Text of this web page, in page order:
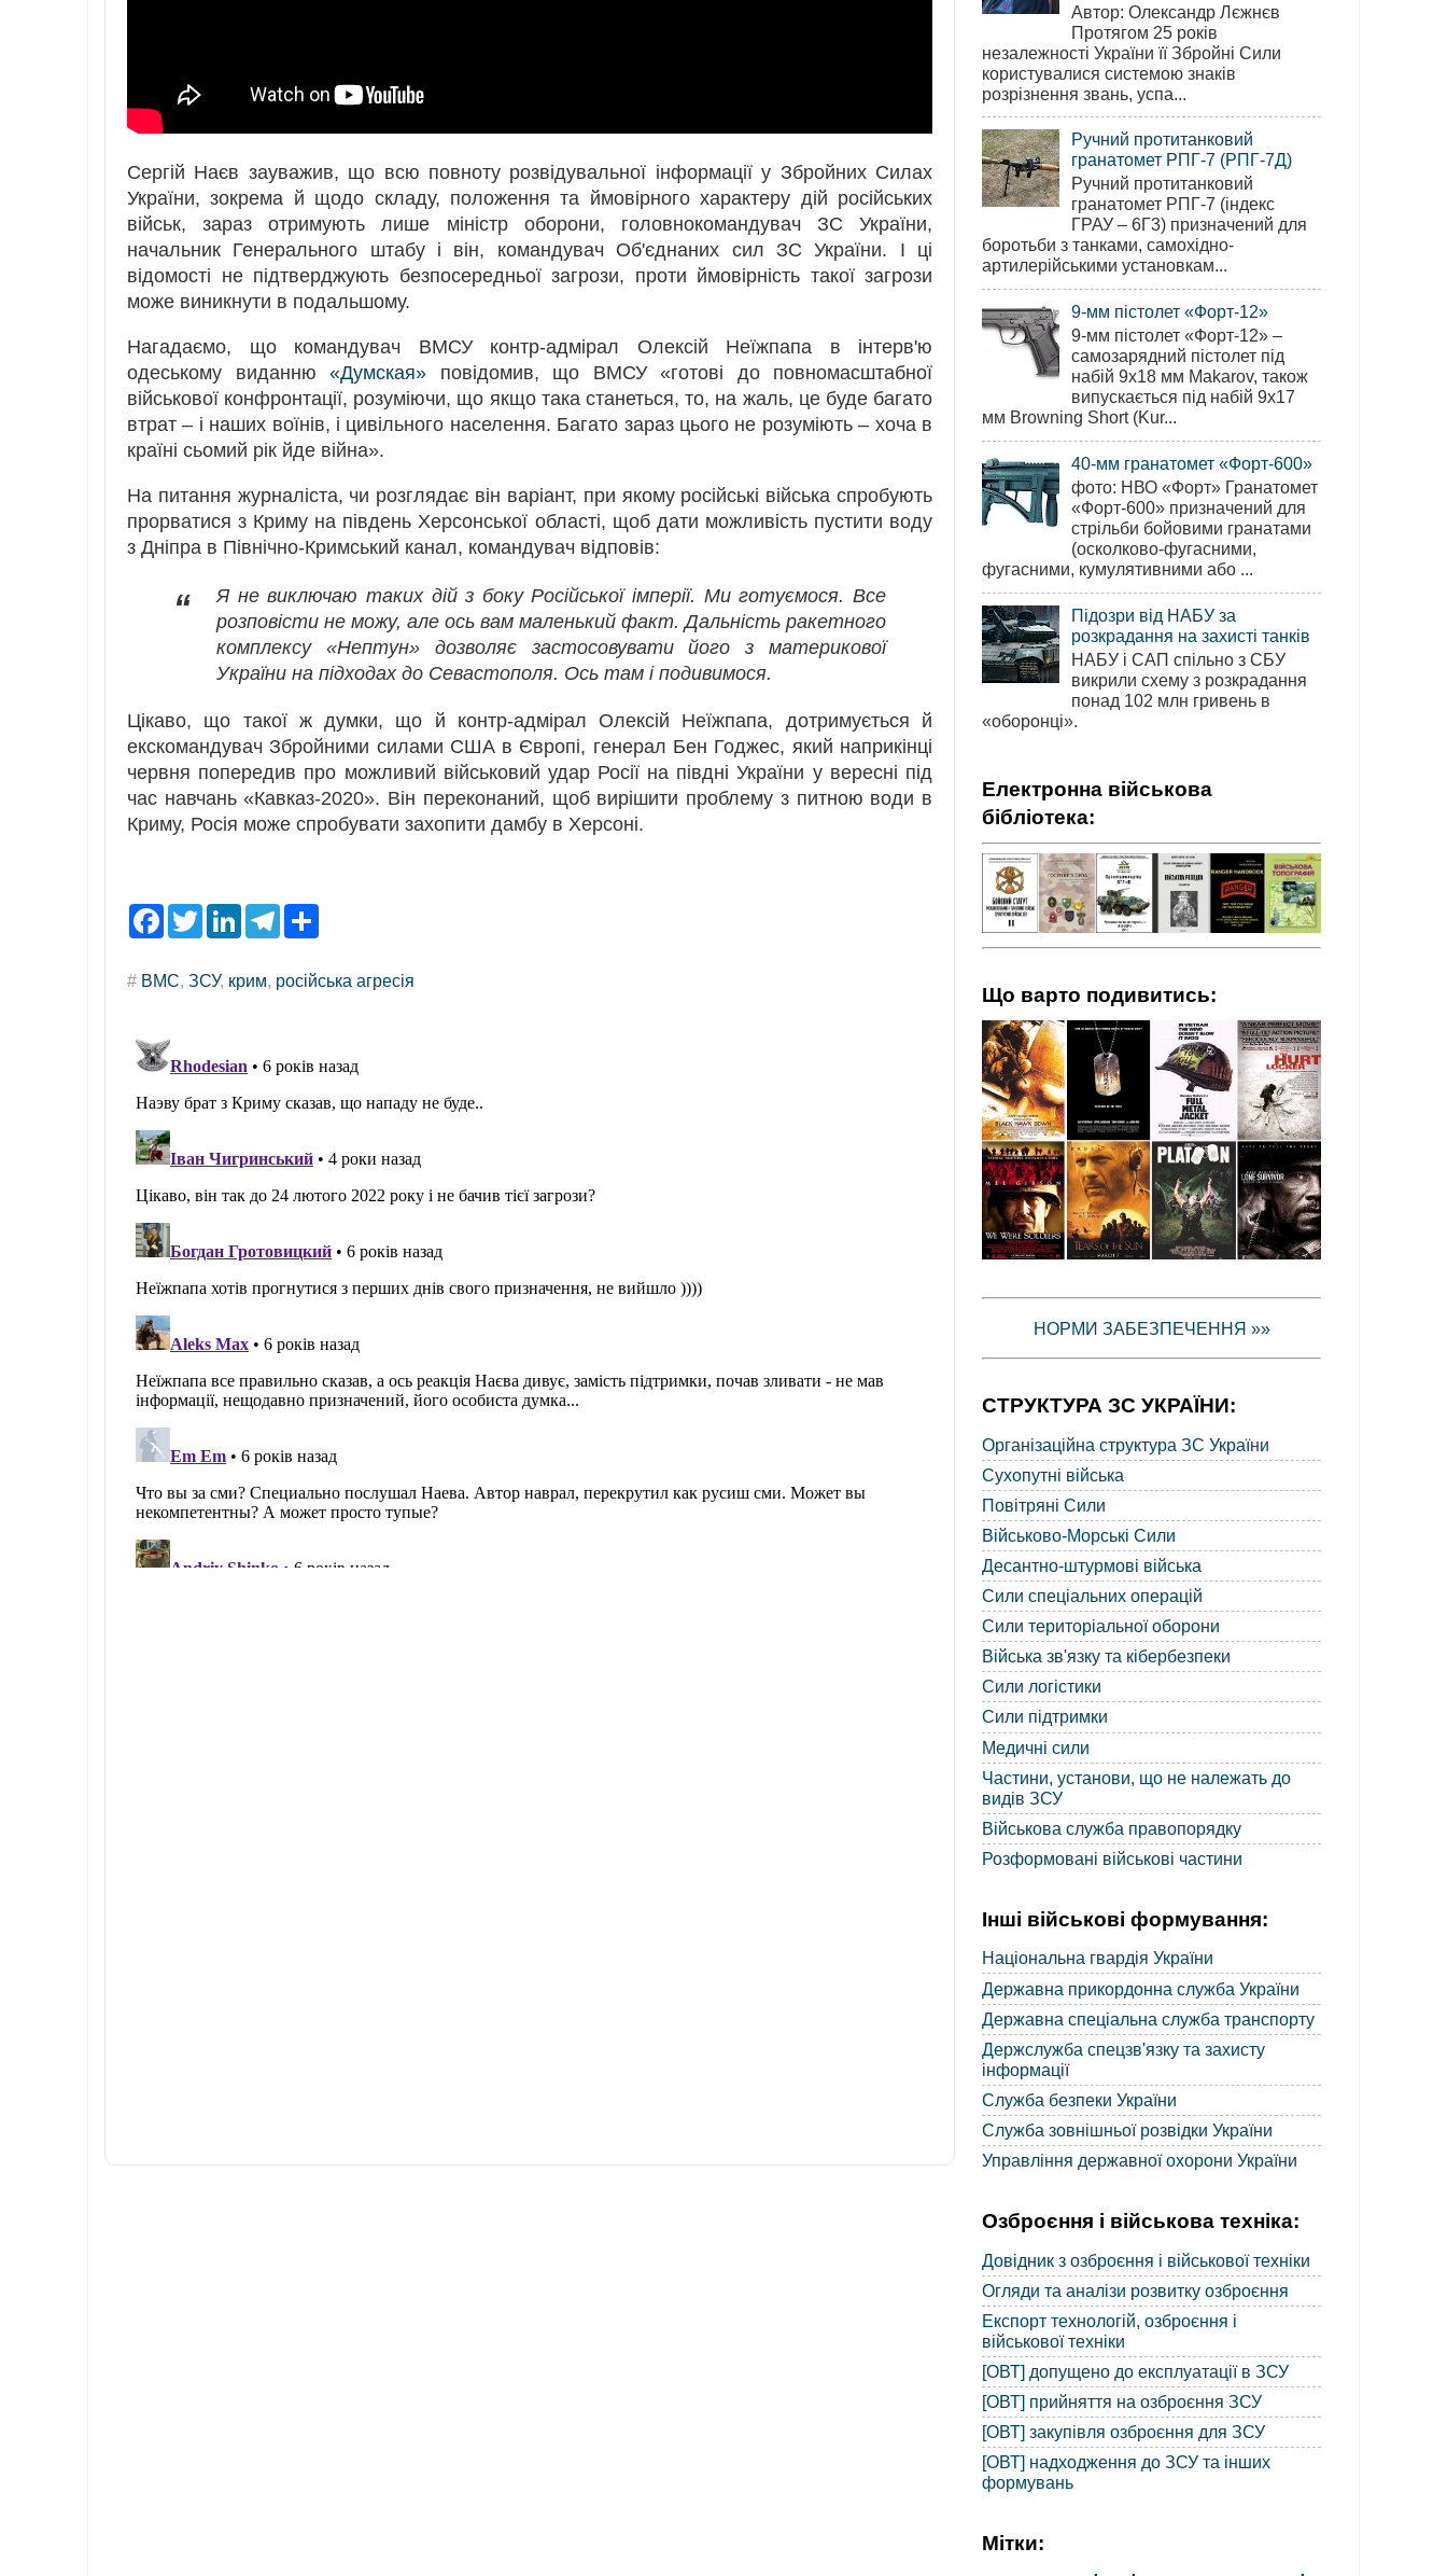
Сергій Наєв зауважив, що всю повноту розвідувальної інформації у Збройних Силах
України, зокрема й щодо складу, положення та ймовірного характеру дій російських
військ, зараз отримують лише міністр оборони, головнокомандувач ЗС України,
начальник Генерального штабу і він, командувач Об'єднаних сил ЗС України. І ці
відомості не підтверджують безпосередньої загрози, проти ймовірність такої загрози
може виникнути в подальшому.
Нагадаємо, що командувач ВМСУ контр-адмірал Олексій Неїжпапа в інтерв'ю
одеському виданню «Думская» повідомив, що ВМСУ «готові до повномасштабної
військової конфронтації, розуміючи, що якщо така станеться, то, на жаль, це буде багато
втрат – і наших воїнів, і цивільного населення. Багато зараз цього не розуміють – хоча в
країні сьомий рік йде війна».
На питання журналіста, чи розглядає він варіант, при якому російські війська спробують
прорватися з Криму на південь Херсонської області, щоб дати можливість пустити воду
з Дніпра в Північно-Кримський канал, командувач відповів:
“
Я не виключаю таких дій з боку Російської імперії. Ми готуємося. Все
розповісти не можу, але ось вам маленький факт. Дальність ракетного
комплексу «Нептун» дозволяє застосовувати його з материкової
України на підходах до Севастополя. Ось там і подивимося.
Цікаво, що такої ж думки, що й контр-адмірал Олексій Неїжпапа, дотримується й
екскомандувач Збройними силами США в Європі, генерал Бен Годжес, який наприкінці
червня попередив про можливий військовий удар Росії на півдні України у вересні під
час навчань «Кавказ-2020». Він переконаний, щоб вирішити проблему з питною води в
Криму, Росія може спробувати захопити дамбу в Херсоні.
F
a
b
T
w
t
L
e
T
g
e
# ВМС, ЗСУ, крим, російська агресія
Автор: Олександр Лєжнєв
Протягом 25 років
незалежності України її Збройні Сили
користувалися системою знаків
розрізнення звань, успа...
Ручний протитанковий
гранатомет РПГ-7 (РПГ-7Д)
Ручний протитанковий
гранатомет РПГ-7 (індекс
ГРАУ – 6Г3) призначений для
боротьби з танками, самохідно-
артилерійськими установкам...
9-мм пістолет «Форт-12»
9-мм пістолет «Форт-12» –
самозарядний пістолет під
набій 9х18 мм Makarov, також
випускається під набій 9х17
мм Browning Short (Kur...
40-мм гранатомет «Форт-600»
фото: НВО «Форт» Гранатомет
«Форт-600» призначений для
стрільби бойовими гранатами
(осколково-фугасними,
фугасними, кумулятивними або ...
Підозри від НАБУ за
розкрадання на захисті танків
НАБУ і САП спільно з СБУ
викрили схему з розкрадання
понад 102 млн гривень в
«оборонці».
Електронна військова
бібліотека:
Що варто подивитись:
НОРМИ ЗАБЕЗПЕЧЕННЯ »»
СТРУКТУРА ЗС УКРАЇНИ:
Організаційна структура ЗС України
Сухопутні війська
Повітряні Сили
Військово-Морські Сили
Десантно-штурмові війська
Сили спеціальних операцій
Сили територіальної оборони
Війська зв'язку та кібербезпеки
Сили логістики
Сили підтримки
Медичні сили
Частини, установи, що не належать до
видів ЗСУ
Військова служба правопорядку
Розформовані військові частини
Інші військові формування:
Національна гвардія України
Державна прикордонна служба України
Державна спеціальна служба транспорту
Держслужба спецзв'язку та захисту
інформації
Служба безпеки України
Служба зовнішньої розвідки України
Управління державної охорони України
Озброєння і військова техніка:
Довідник з озброєння і військової техніки
Огляди та аналізи розвитку озброєння
Експорт технологій, озброєння і
військової техніки
[ОВТ] допущено до експлуатації в ЗСУ
[ОВТ] прийняття на озброєння ЗСУ
[ОВТ] закупівля озброєння для ЗСУ
[ОВТ] надходження до ЗСУ та інших
формувань
Мітки: